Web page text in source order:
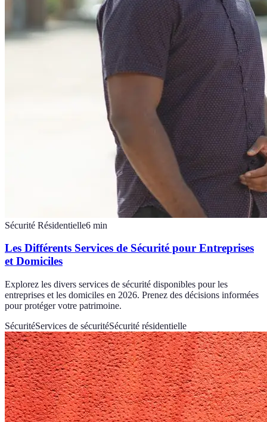
Sécurité Résidentielle6 min
Les Différents Services de Sécurité pour Entreprises
et Domiciles
Explorez les divers services de sécurité disponibles pour les
entreprises et les domiciles en 2026. Prenez des décisions informées
pour protéger votre patrimoine.
SécuritéServices de sécuritéSécurité résidentielle